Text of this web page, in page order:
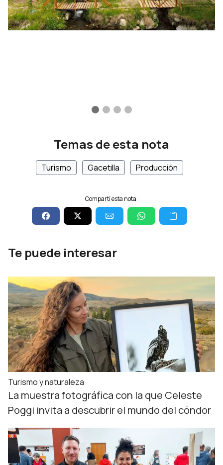
Temas de esta nota
Turismo Gacetilla Producción
Compartí esta nota:
Te puede interesar
Turismo y naturaleza
La muestra fotográfica con la que Celeste
Poggi invita a descubrir el mundo del cóndor